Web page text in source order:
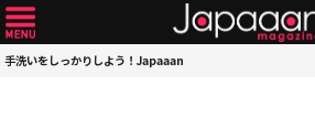
手洗いをしっかりしよう！Japaaan